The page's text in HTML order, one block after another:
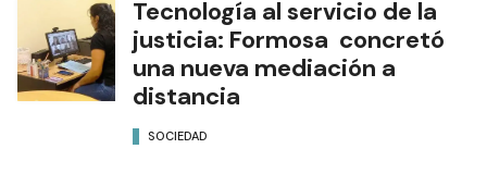
Tecnología al servicio de la
justicia: Formosa concretó
una nueva mediación a
distancia
SOCIEDAD